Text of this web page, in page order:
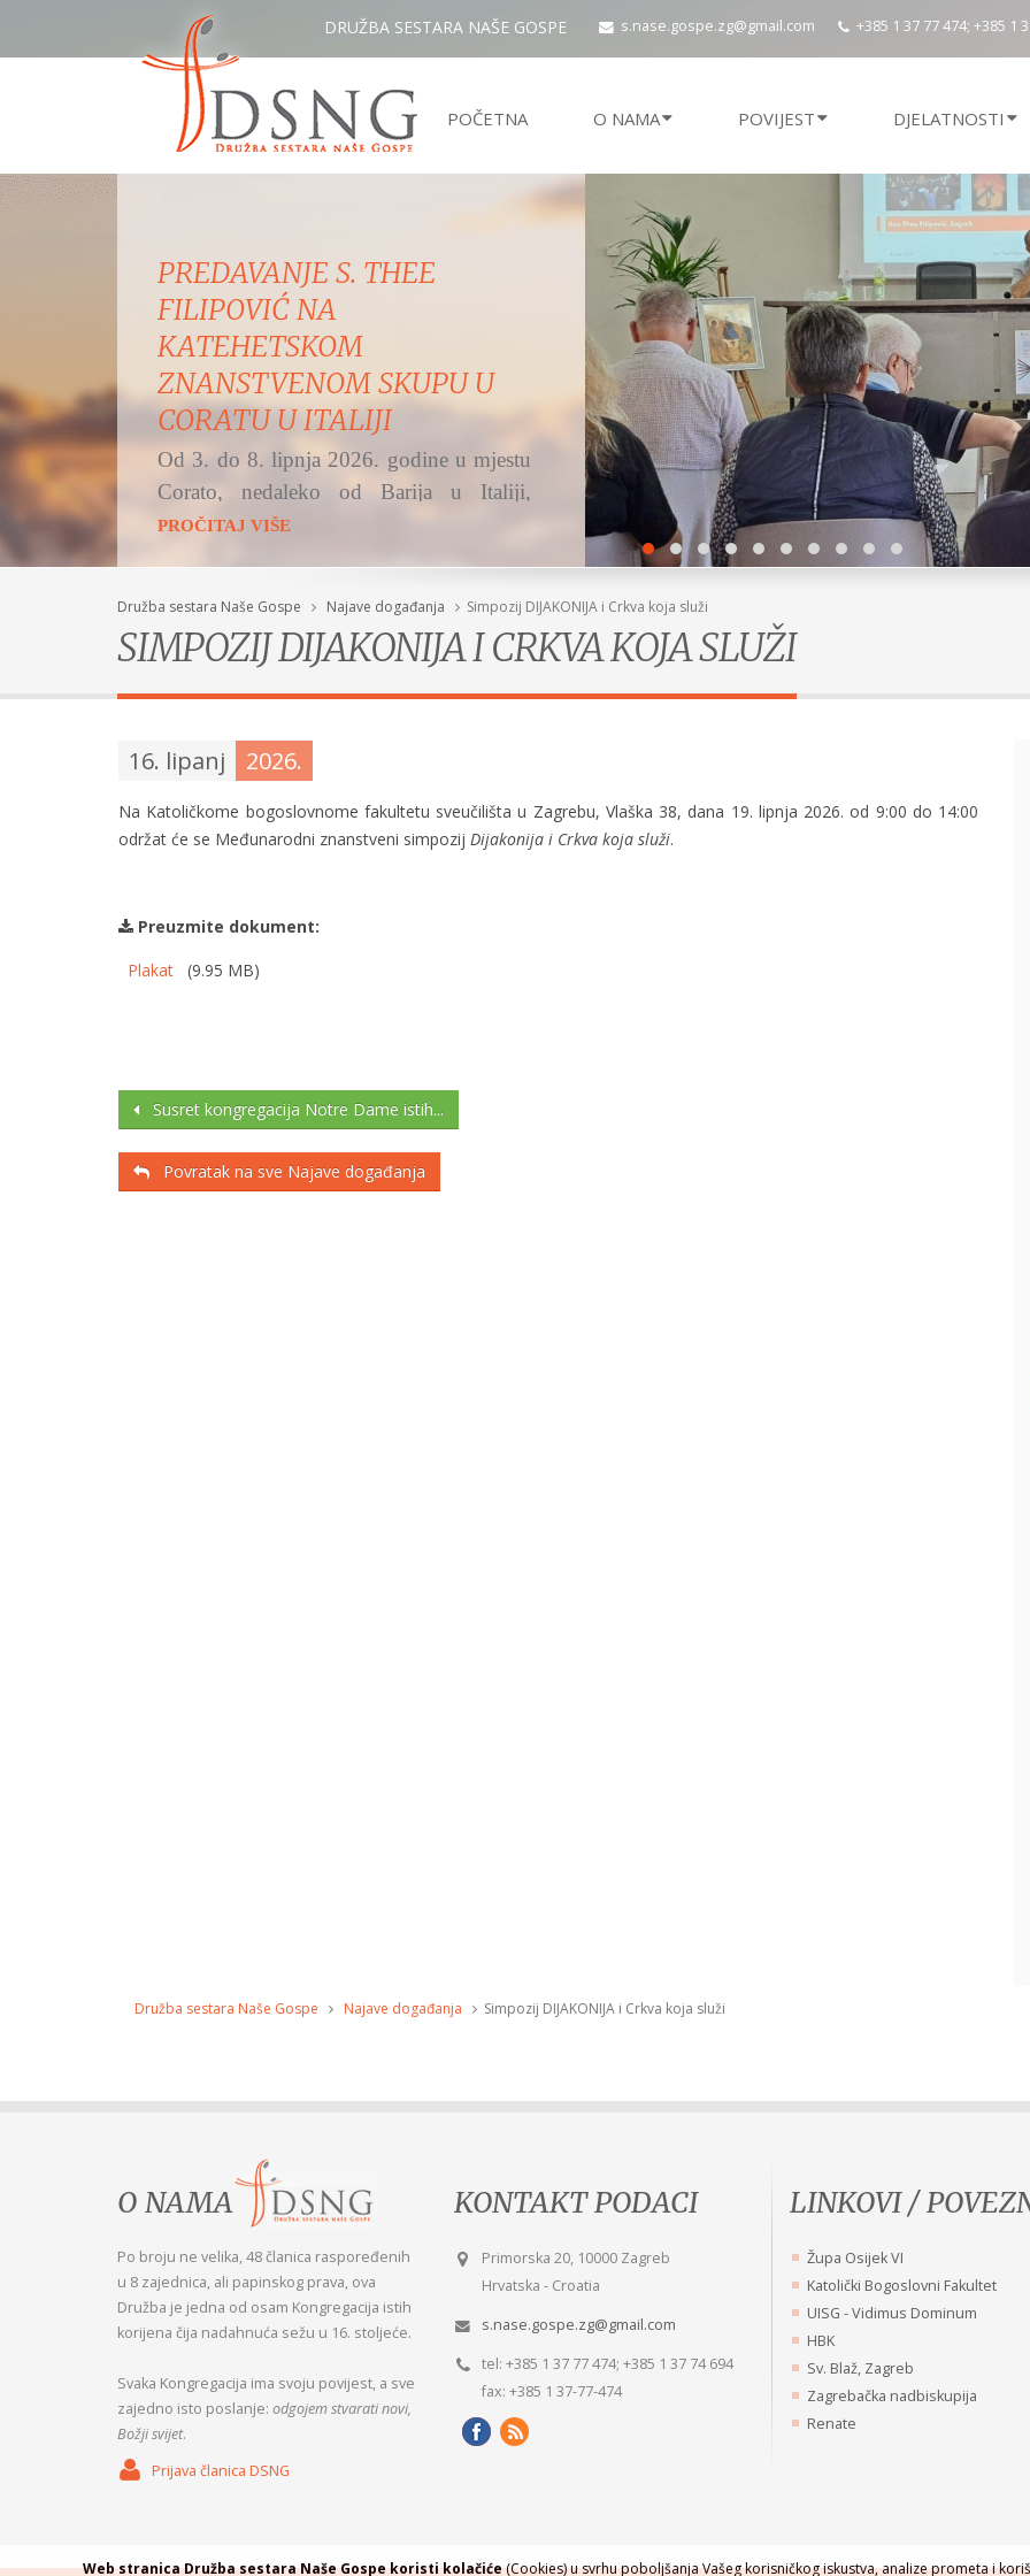
Web stranica Družba sestara Naše Gospe koristi kolačiće(Cookies) u svrhu poboljšanja Vašeg korisničkog iskustva, analize prometa i
DRUŽBA SESTARA NAŠE GOSPE s.nase.gospe.zg@gmail.com +385 1 37 77 474; +385 1
POČETNA O NAMA POVIJEST DJELATNOSTI
MISNO SLAVLJE IZ ŽUPE
UZVIŠENJA SV. KRIŽA,
OSIJEK - RETFALA I
PREDSTAVLJANJE DSNG
Hrvatski katolički radio na Bijelu nedjelju
i svetkovinu Božjega milosrđa prenosi
svetu misu...
PROČITAJ VIŠE
Družba sestara Naše Gospe Najave događanja Simpozij DIJAKONIJA i Crkva koja služi
SIMPOZIJ DIJAKONIJA I CRKVA KOJA SLUŽI
16. lipanj 2026.
Na Katoličkome bogoslovnome fakultetu sveučilišta u Zagrebu, Vlaška 38, dana 19. lipnja 2026. od 9:00 do 14:00
održat će se Međunarodni znanstveni simpozij Dijakonija i Crkva koja služi.
Preuzmite dokument:
Plakat (9.95 MB)
Susret kongregacija Notre Dame istih...
Povratak na sve Najave događanja
Družba sestara Naše Gospe Najave događanja Simpozij DIJAKONIJA i Crkva koja služi
O NAMA
Po broju ne velika, 48 članica raspoređenih
u 8 zajednica, ali papinskog prava, ova
Družba je jedna od osam Kongregacija istih
korijena čija nadahnuća sežu u 16. stoljeće.
Svaka Kongregacija ima svoju povijest, a sve
zajedno isto poslanje: odgojem stvarati novi,
Božji svijet.
Prijava članica DSNG
KONTAKT PODACI
Primorska 20, 10000 Zagreb
Hrvatska - Croatia
s.nase.gospe.zg@gmail.com
tel: +385 1 37 77 474; +385 1 37 74 694
fax: +385 1 37-77-474
LINKOVI /
Župa Osijek VI
Katolički Bogoslovni Fakultet
UISG - Vidimus Dominum
HBK
Sv. Blaž, Zagreb
Zagrebačka nadbiskupija
Renate
Šutnja je nužna za dobar red, za molitvu,
za studij, za redovničku savršenost. U
Misli Majke Roze Anuncijate Kopunović
Važne stvari koje moraju trajati,
nikad dovršene i zrele u času
Misli sv. Petra Fouriera